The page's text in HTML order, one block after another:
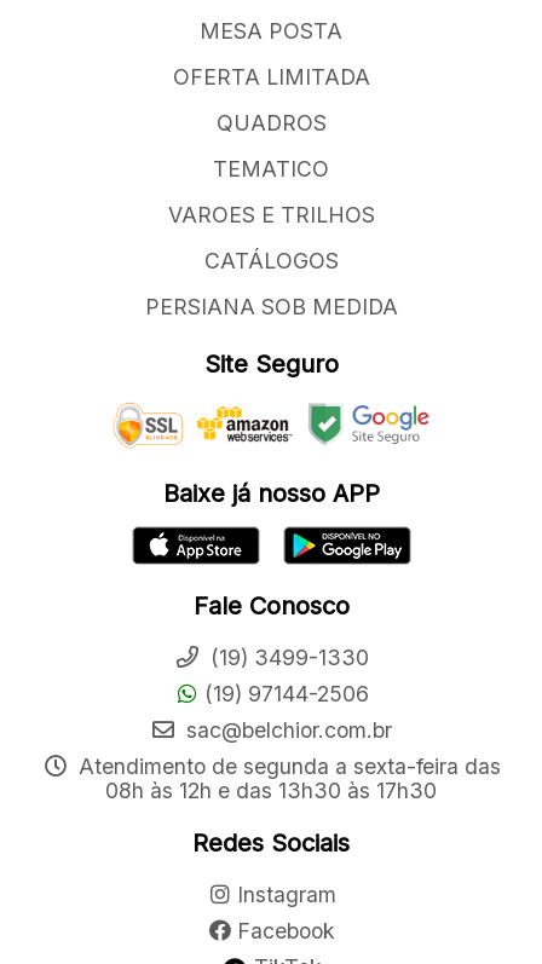
MESA POSTA
OFERTA LIMITADA
QUADROS
TEMATICO
VAROES E TRILHOS
CATÁLOGOS
PERSIANA SOB MEDIDA
Site Seguro
Baixe já nosso APP
Fale Conosco
(19) 3499-1330
(19) 97144-2506
sac@belchior.com.br
Atendimento de segunda a sexta-feira das
08h às 12h e das 13h30 às 17h30
Redes Sociais
Instagram
Facebook